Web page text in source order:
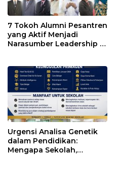
7 Tokoh Alumni Pesantren
yang Aktif Menjadi
Narasumber Leadership di
Urgensi Analisa Genetik
dalam Pendidikan:
Mengapa Sekolah,